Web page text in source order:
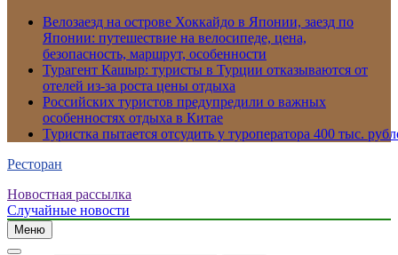
Велозаезд на острове Хоккайдо в Японии, заезд по
Японии: путешествие на велосипеде, цена,
безопасность, маршрут, особенности
Турагент Кашыр: туристы в Турции отказываются от
отелей из-за роста цены отдыха
Российских туристов предупредили о важных
особенностях отдыха в Китае
Туристка пытается отсудить у туроператора 400 тыс.
Ресторан
Новостная рассылка
Случайные новости
Меню